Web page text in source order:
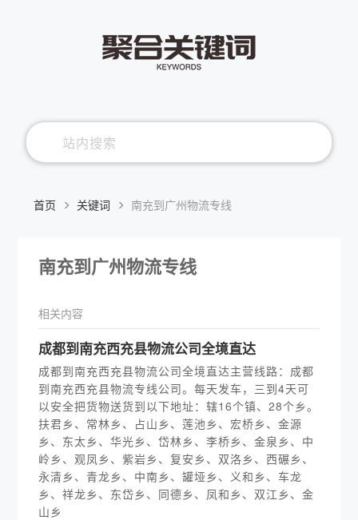
首页 关键词 南充到广州物流专线
南充到广州物流专线
相关内容
​成都到南充西充县物流公司全境直达
成都到南充西充县物流公司全境直达主营线路：成都
到南充西充县物流专线公司。每天发车，三到4天可
以安全把货物送货到以下地址：辖16个镇、28个乡。
扶君乡、常林乡、占山乡、莲池乡、宏桥乡、金源
乡、东太乡、华光乡、岱林乡、李桥乡、金泉乡、中
岭乡、观凤乡、紫岩乡、复安乡、双洛乡、西碾乡、
永清乡、青龙乡、中南乡、罐垭乡、义和乡、车龙
乡、祥龙乡、东岱乡、同德乡、凤和乡、双江乡、金
山乡